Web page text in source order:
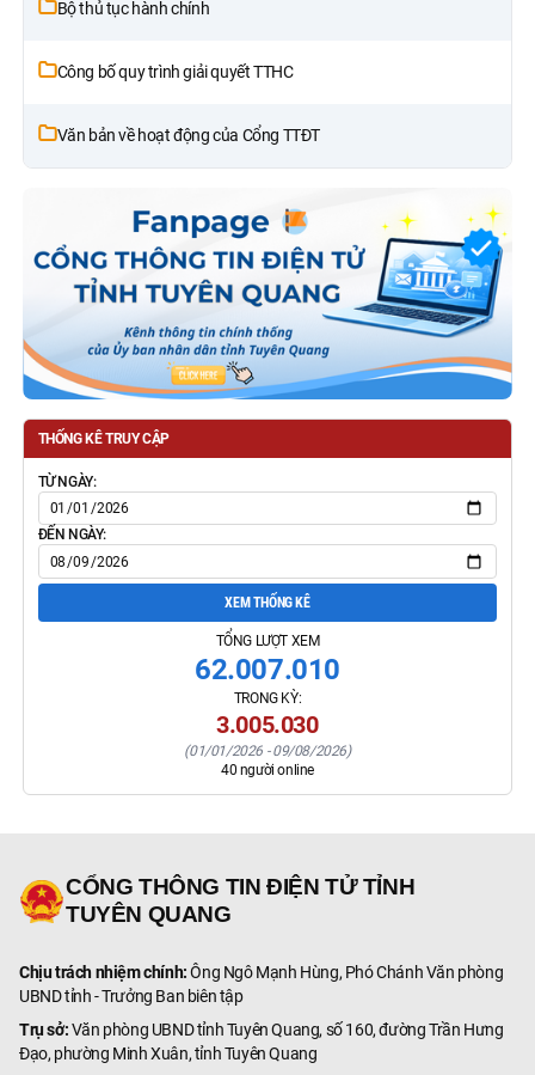
Bộ thủ tục hành chính
Công bố quy trình giải quyết TTHC
Văn bản về hoạt động của Cổng TTĐT
THỐNG KÊ TRUY CẬP
TỪ NGÀY:
ĐẾN NGÀY:
XEM THỐNG KÊ
TỔNG LƯỢT XEM
62.007.010
TRONG KỲ:
3.005.030
(01/01/2026 -09/08/2026)
40 người online
CỔNG THÔNG TIN ĐIỆN TỬ TỈNH
TUYÊN QUANG
Chịu trách nhiệm chính:Ông Ngô Mạnh Hùng, Phó Chánh Văn phòng
UBND tỉnh - Trưởng Ban biên tập
Trụ sở:Văn phòng UBND tỉnh Tuyên Quang, số 160, đường Trần Hưng
Đạo, phường Minh Xuân, tỉnh Tuyên Quang